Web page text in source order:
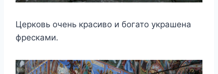
Церковь очень красиво и богато украшена
фресками.